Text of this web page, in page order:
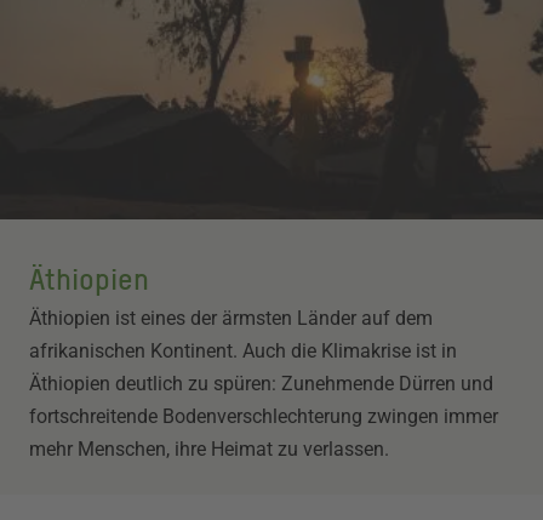
Äthiopien
Äthiopien ist eines der ärmsten Länder auf dem
afrikanischen Kontinent. Auch die Klimakrise ist in
Äthiopien deutlich zu spüren: Zunehmende Dürren und
fortschreitende Bodenverschlechterung zwingen immer
mehr Menschen, ihre Heimat zu verlassen.